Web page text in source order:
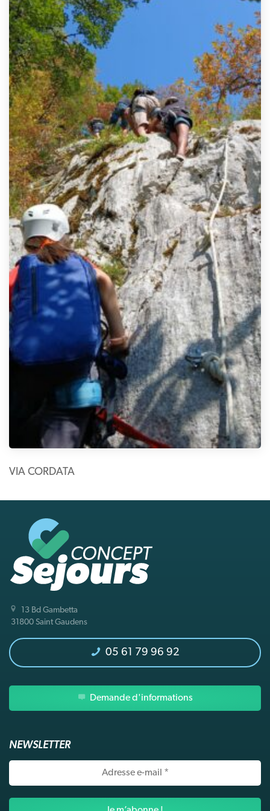
VIA CORDATA
13 Bd Gambetta
31800 Saint Gaudens
05 61 79 96 92
Demande d'informations
NEWSLETTER